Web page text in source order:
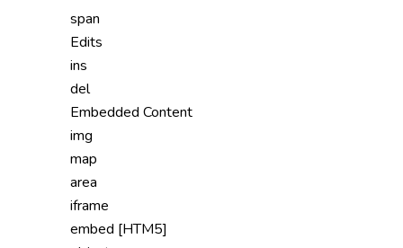
span
Edits
ins
del
Embedded Content
img
map
area
iframe
embed [HTM5]